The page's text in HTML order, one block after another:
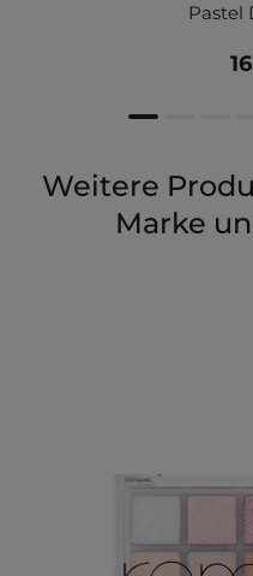
Pastel
Weitere
Marke